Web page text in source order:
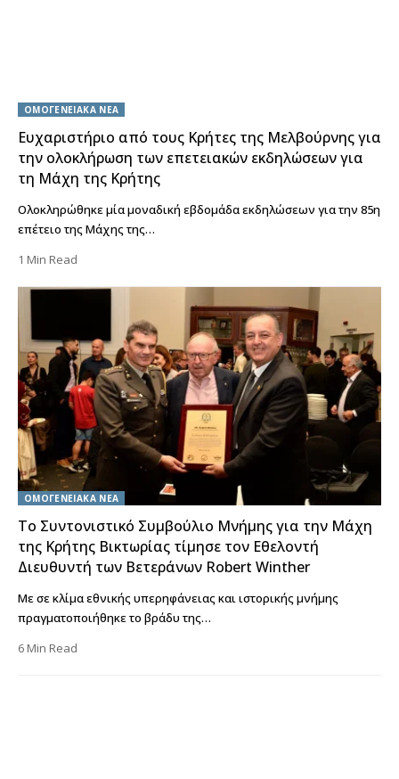
ΟΜΟΓΕΝΕΙΑΚΑ ΝΕΑ
Ευχαριστήριο από τους Κρήτες της Μελβούρνης για
την ολοκλήρωση των επετειακών εκδηλώσεων για
τη Μάχη της Κρήτης
Ολοκληρώθηκε μία μοναδική εβδομάδα εκδηλώσεων για την 85η
επέτειο της Μάχης της…
1 Min Read
ΟΜΟΓΕΝΕΙΑΚΑ ΝΕΑ
Το Συντονιστικό Συμβούλιο Μνήμης για την Μάχη
της Κρήτης Βικτωρίας τίμησε τον Εθελοντή
Διευθυντή των Βετεράνων Robert Winther
Με σε κλίμα εθνικής υπερηφάνειας και ιστορικής μνήμης
πραγματοποιήθηκε το βράδυ της…
6 Min Read